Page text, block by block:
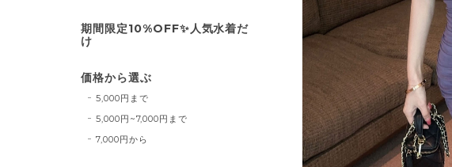
期間限定10%OFF✨人気水着だ
け
価格から選ぶ
5,000円まで
5,000円~7,000円まで
7,000円から